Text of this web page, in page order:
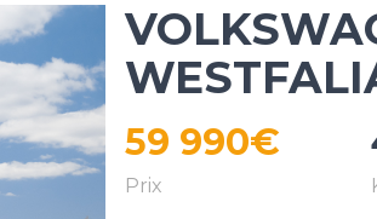
59 990€